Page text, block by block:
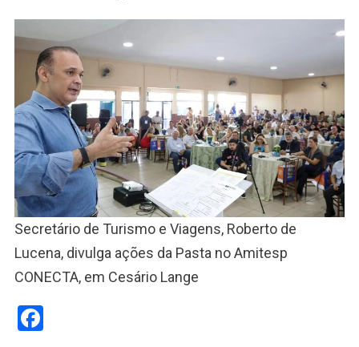
Secretário de Turismo e Viagens, Roberto de
Lucena, divulga ações da Pasta no Amitesp
CONECTA, em Cesário Lange
Facebook